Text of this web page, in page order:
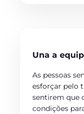
Una a
As pessoas
esforçar pelo
sentirem que
condições